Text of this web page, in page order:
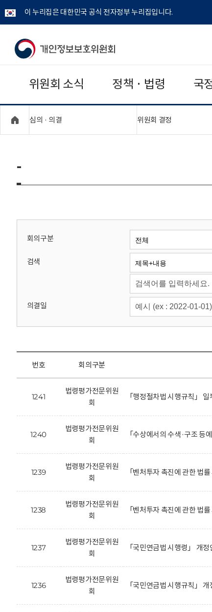
이 누리집은 대한민국 공식 전자정부 누리집입니다.
개
보
보
위
회
위원회 소식 정책 · 법령 국
심의 · 의결 위원회 결정
-
회의구분
검색
의결일
번호 회의구분
1241
법령평가전문위원
회
「행정절차법 시행규칙」
1240
법령평가전문위원
회
「수상에서의 수색·구조 등
1239
법령평가전문위원
회
「벤처투자 촉진에 관한 법
1238
법령평가전문위원
회
「벤처투자 촉진에 관한 법
1237
법령평가전문위원
회
「국민연금법 시행령」 개
1236
법령평가전문위원
회
「국민연금법 시행규칙」